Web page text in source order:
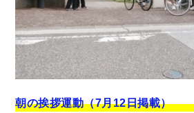
朝の挨拶運動（7月12日掲載）